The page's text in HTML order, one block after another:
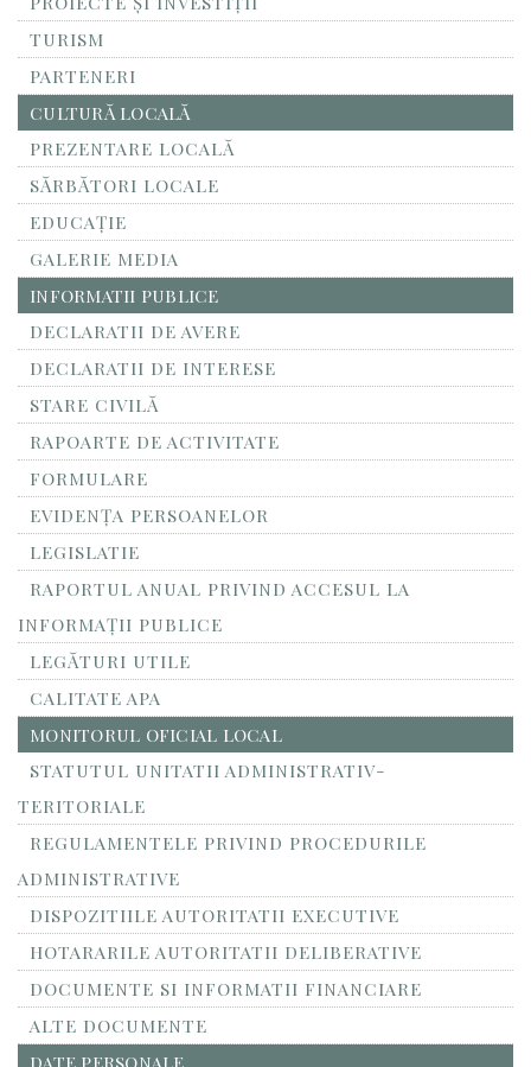
TURISM
PARTENERI
CULTURĂ LOCALĂ
PREZENTARE LOCALĂ
SĂRBĂTORI LOCALE
EDUCAȚIE
GALERIE MEDIA
INFORMATII PUBLICE
DECLARATII DE AVERE
DECLARATII DE INTERESE
STARE CIVILĂ
RAPOARTE DE ACTIVITATE
FORMULARE
EVIDENȚA PERSOANELOR
LEGISLATIE
RAPORTUL ANUAL PRIVIND ACCESUL LA
INFORMAŢII PUBLICE
LEGĂTURI UTILE
CALITATE APA
MONITORUL OFICIAL LOCAL
STATUTUL UNITATII ADMINISTRATIV-
TERITORIALE
REGULAMENTELE PRIVIND PROCEDURILE
ADMINISTRATIVE
DISPOZITIILE AUTORITATII EXECUTIVE
HOTARARILE AUTORITATII DELIBERATIVE
DOCUMENTE SI INFORMATII FINANCIARE
ALTE DOCUMENTE
DATE PERSONALE